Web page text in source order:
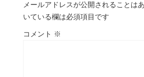
メールアドレスが公開されることは
いている欄は必須項目です
コメント ※